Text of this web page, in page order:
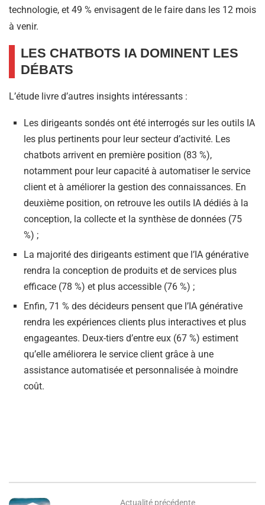
technologie, et 49 % envisagent de le faire dans les 12 mois
à venir.
LES CHATBOTS IA DOMINENT LES
DÉBATS
L’étude livre d’autres insights intéressants :
Les dirigeants sondés ont été interrogés sur les outils IA
les plus pertinents pour leur secteur d’activité. Les
chatbots arrivent en première position (83 %),
notamment pour leur capacité à automatiser le service
client et à améliorer la gestion des connaissances. En
deuxième position, on retrouve les outils IA dédiés à la
conception, la collecte et la synthèse de données (75
%) ;
La majorité des dirigeants estiment que l’IA générative
rendra la conception de produits et de services plus
efficace (78 %) et plus accessible (76 %) ;
Enfin, 71 % des décideurs pensent que l’IA générative
rendra les expériences clients plus interactives et plus
engageantes. Deux-tiers d’entre eux (67 %) estiment
qu’elle améliorera le service client grâce à une
assistance automatisée et personnalisée à moindre
coût.
Actualité précédente